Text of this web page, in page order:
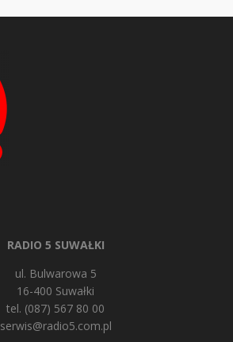
RADIO 5 SUWAŁKI
ul. Bulwarowa 5
16-400 Suwałki
tel. (087) 567 80 00
serwis@radio5.com.pl